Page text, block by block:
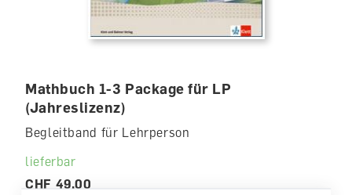
Mathbuch 1-3 Package für LP
(Jahreslizenz)
Begleitband für Lehrperson
lieferbar
CHF 49.00